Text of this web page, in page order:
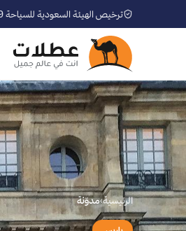
ترخيص الهيئة السعودية للسياحة 73105299
الرئيسية›مدوّنة